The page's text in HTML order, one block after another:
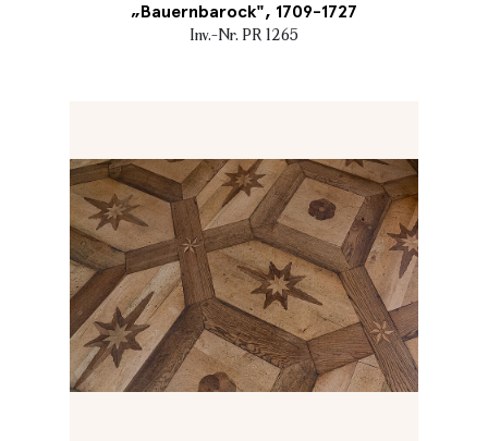
„Bauernbarock", 1709-1727
Inv.-Nr. PR 1265